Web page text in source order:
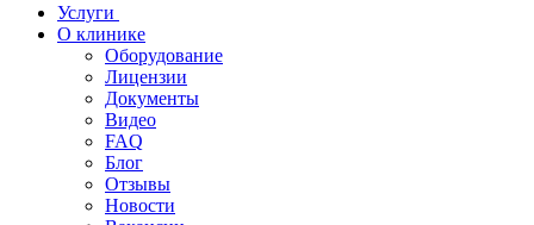
Услуги
О клинике
Оборудование
Лицензии
Документы
Видео
FAQ
Блог
Отзывы
Новости